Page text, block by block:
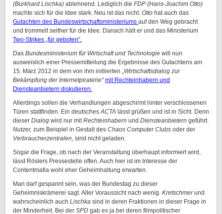
(Burkhard Lischka) ablehnend. Lediglich die FDP (Hans-Joachim Otto)
machte sich für die Idee stark. Neu ist das nicht. Otto hat auch das
Gutachten des Bundeswirtschaftsministeriums auf den Weg gebracht
und trommelt seither für die Idee. Danach hält er und das Ministerium
Two-Strikes „für geboten“.
Das Bundesministerium für Wirtschaft und Technologie will nun
ausweislich einer Pressemitteilung die Ergebnisse des Gutachtens am
15. März 2012 in dem von ihm initiierten „Wirtschaftsdialog zur
Bekämpfung der Internetpiraterie“ mit Rechteinhabern und
Diensteanbietern diskutieren.
Allerdings sollen die Verhandlungen abgeschirmt hinter verschlossenen
Türen stattfinden. Ein deutschesACTA lässt grüßen und ist in Sicht. Denn
dieser Dialog wird nur mitRechteinhabern und Diensteanbietern geführt.
Nutzer, zum Beispiel in Gestalt des Chaos Computer Clubs oder der
Verbraucherzentralen, sind nicht geladen.
Sogar die Frage, ob nach der Veranstaltung überhaupt informiert wird,
lässt Röslers Pressestelle offen. Auch hier ist im Interesse der
Contentmafia wohl eher Geheimhaltung erwarten.
Man darf gespannt sein, was der Bundestag zu dieser
Geheimniskrämerei sagt. Aller Voraussicht nach wenig. Kretschmerund
wahrscheinlich auch Lischka sind in deren Fraktionen in dieser Frage in
der Minderheit. Bei der SPD gab es ja bei deren filmpolitischer